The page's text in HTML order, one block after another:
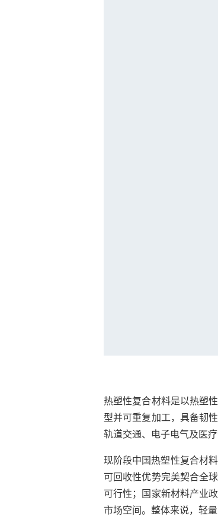
热塑性复合材料是以热塑
型并可重复加工，具备韧
轨道交通、电子电气及医疗
现阶段中国热塑性复合材
可回收性优势完美契合全
可行性；国家新材料产业
市场空间。整体来说，轻